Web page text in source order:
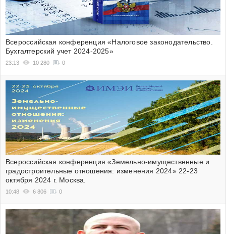
Всероссийская конференция «Налоговое законодательство.
Бухгалтерский учет 2024-2025»
23:13 10 280 0
Всероссийская конференция «Земельно-имущественные и
градостроительные отношения: изменения 2024» 22-23
октября 2024 г. Москва.
10:48 6 806 0